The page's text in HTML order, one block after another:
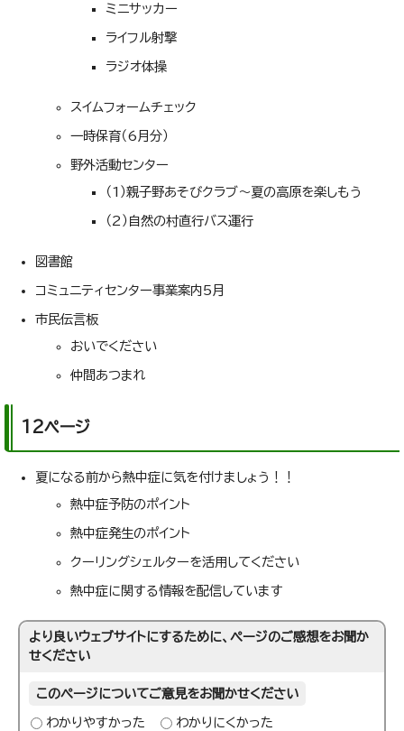
ミニサッカー
ライフル射撃
ラジオ体操
スイムフォームチェック
一時保育（6月分）
野外活動センター
（1）親子野あそびクラブ～夏の高原を楽しもう
（2）自然の村直行バス運行
図書館
コミュニティセンター事業案内5月
市民伝言板
おいでください
仲間あつまれ
12ページ
夏になる前から熱中症に気を付けましょう！！
熱中症予防のポイント
熱中症発生のポイント
クーリングシェルターを活用してください
熱中症に関する情報を配信しています
より良いウェブサイトにするために、ページのご感想をお聞か
せください
このページについてご意見をお聞かせください
わかりやすかった わかりにくかった